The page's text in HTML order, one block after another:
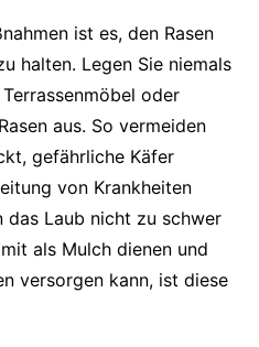
ist es, den Rasen
halten. Legen Sie niemals
oder
aus. So vermeiden
gefährliche Käfer
von Krankheiten
das Laub nicht zu schwer
als Mulch dienen und
versorgen kann, ist diese